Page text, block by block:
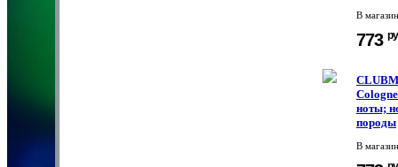
В
773
ноты;
породы
В